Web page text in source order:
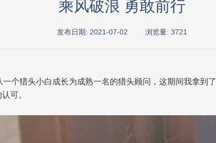
乘风破浪 勇敢前行
发布日期: 2021-07-02 浏览量: 3721
个猎头小白成长为成熟一名的猎头顾问，这期间我拿到了
可。